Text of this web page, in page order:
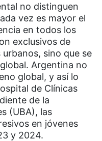
no distinguen
vez es mayor el
en todos los
exclusivos de
sino que se
Argentina no
global, y así lo
de Clínicas
de la
(UBA), las
en jóvenes
y 2024.